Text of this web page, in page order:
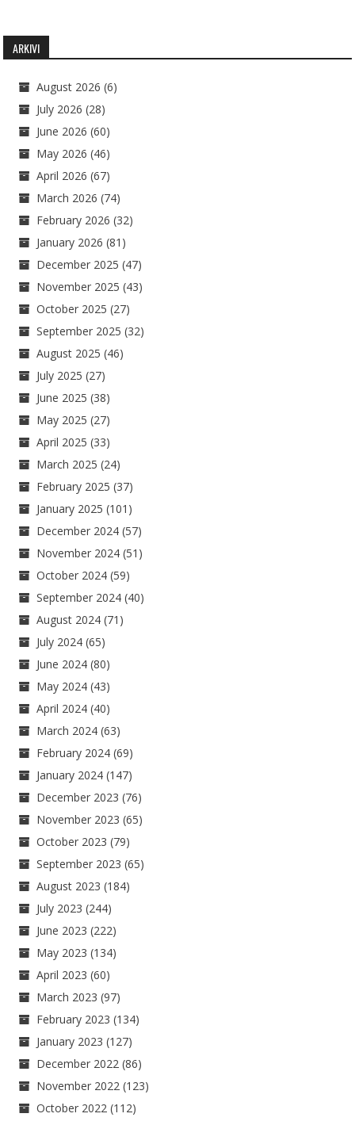
ARKIVI
August 2026 (6)
July 2026 (28)
June 2026 (60)
May 2026 (46)
April 2026 (67)
March 2026 (74)
February 2026 (32)
January 2026 (81)
December 2025 (47)
November 2025 (43)
October 2025 (27)
September 2025 (32)
August 2025 (46)
July 2025 (27)
June 2025 (38)
May 2025 (27)
April 2025 (33)
March 2025 (24)
February 2025 (37)
January 2025 (101)
December 2024 (57)
November 2024 (51)
October 2024 (59)
September 2024 (40)
August 2024 (71)
July 2024 (65)
June 2024 (80)
May 2024 (43)
April 2024 (40)
March 2024 (63)
February 2024 (69)
January 2024 (147)
December 2023 (76)
November 2023 (65)
October 2023 (79)
September 2023 (65)
August 2023 (184)
July 2023 (244)
June 2023 (222)
May 2023 (134)
April 2023 (60)
March 2023 (97)
February 2023 (134)
January 2023 (127)
December 2022 (86)
November 2022 (123)
October 2022 (112)